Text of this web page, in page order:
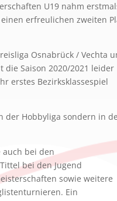
U19 nahm
erfreulichen zweiten
Osnabrück / Vechta
die Saison 2020/2021 leider
erstes Bezirksklassespiel
der Hobbyliga sondern in
bei den
bei den Jugend
sowie weitere
Ein